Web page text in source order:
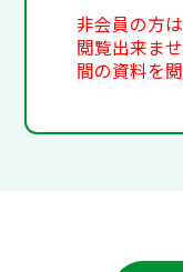
非会員の方
閲覧出来ま
間の資料を